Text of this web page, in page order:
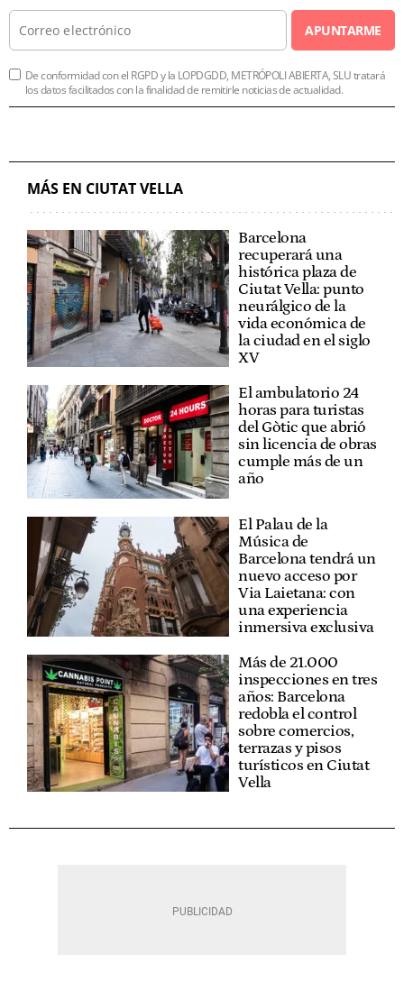
APUNTARME
De conformidad con el RGPD y la LOPDGDD, METRÓPOLI ABIERTA, SLU tratará
los datos facilitados con la finalidad de remitirle noticias de actualidad.
MÁS EN CIUTAT VELLA
Barcelona
recuperará una
histórica plaza de
Ciutat Vella: punto
neurálgico de la
vida económica de
la ciudad en el siglo
XV
El ambulatorio 24
horas para turistas
del Gòtic que abrió
sin licencia de obras
cumple más de un
año
El Palau de la
Música de
Barcelona tendrá un
nuevo acceso por
Via Laietana: con
una experiencia
inmersiva exclusiva
Más de 21.000
inspecciones en tres
años: Barcelona
redobla el control
sobre comercios,
terrazas y pisos
turísticos en Ciutat
Vella